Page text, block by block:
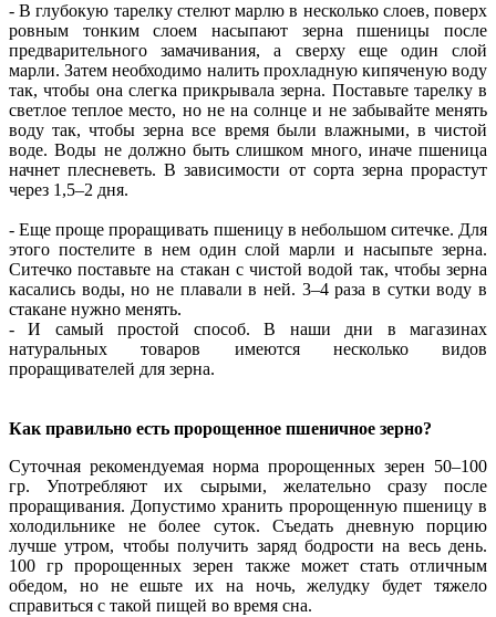
- В глубокую тарелку стелют марлю в несколько слоев, поверх
ровным тонким слоем насыпают зерна пшеницы после
предварительного замачивания, а сверху еще один слой
марли. Затем необходимо налить прохладную кипяченую воду
так, чтобы она слегка прикрывала зерна. Поставьте тарелку в
светлое теплое место, но не на солнце и не забывайте менять
воду так, чтобы зерна все время были влажными, в чистой
воде. Воды не должно быть слишком много, иначе пшеница
начнет плесневеть. В зависимости от сорта зерна прорастут
через 1,5–2 дня.
- Еще проще проращивать пшеницу в небольшом ситечке. Для
этого постелите в нем один слой марли и насыпьте зерна.
Ситечко поставьте на стакан с чистой водой так, чтобы зерна
касались воды, но не плавали в ней. 3–4 раза в сутки воду в
стакане нужно менять.
- И самый простой способ. В наши дни в магазинах
натуральных товаров имеются несколько видов
проращивателей для зерна.
Как правильно есть пророщенное пшеничное зерно?
Суточная рекомендуемая норма пророщенных зерен 50–100
гр. Употребляют их сырыми, желательно сразу после
проращивания. Допустимо хранить пророщенную пшеницу в
холодильнике не более суток. Съедать дневную порцию
лучше утром, чтобы получить заряд бодрости на весь день.
100 гр пророщенных зерен также может стать отличным
обедом, но не ешьте их на ночь, желудку будет тяжело
справиться с такой пищей во время сна.